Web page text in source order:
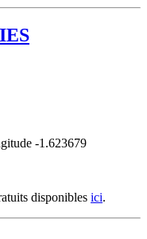
-1.623679
disponibles ici.